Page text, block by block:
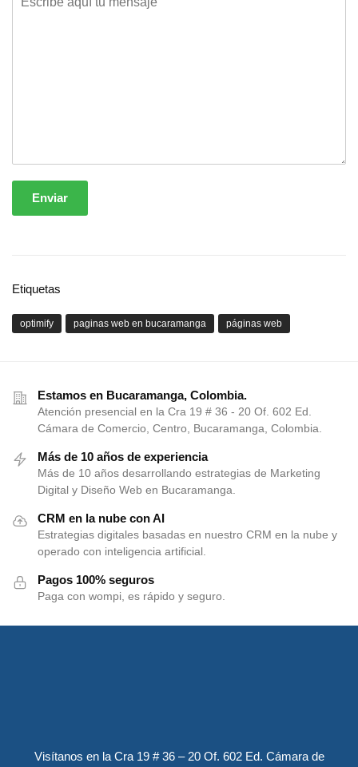
Enviar
Etiquetas
optimify paginas web en bucaramanga páginas web
Estamos en Bucaramanga, Colombia.
Atención presencial en la Cra 19 # 36 - 20 Of. 602 Ed.
Cámara de Comercio, Centro, Bucaramanga, Colombia.
Más de 10 años de experiencia
Más de 10 años desarrollando estrategias de Marketing
Digital y Diseño Web en Bucaramanga.
CRM en la nube con AI
Estrategias digitales basadas en nuestro CRM en la nube y
operado con inteligencia artificial.
Pagos 100% seguros
Paga con wompi, es rápido y seguro.
Visítanos en la Cra 19 # 36 – 20 Of. 602 Ed. Cámara de